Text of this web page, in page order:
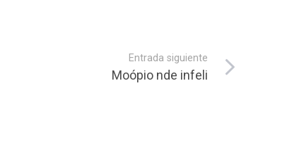
Entrada siguiente
Moópio nde infeli